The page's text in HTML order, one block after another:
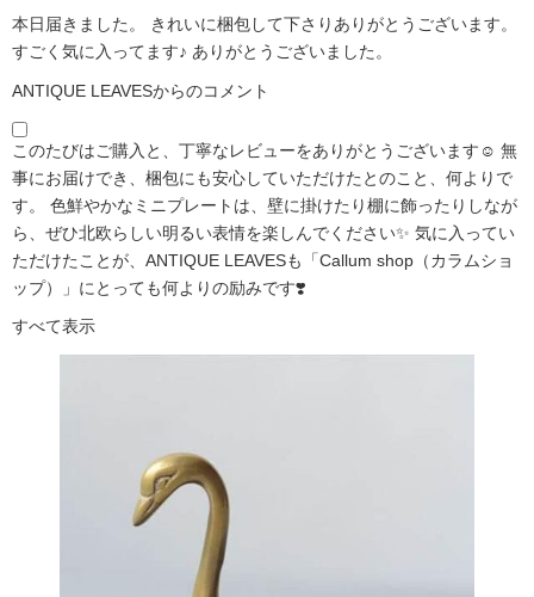
本日届きました。 きれいに梱包して下さりありがとうございます。
すごく気に入ってます♪ ありがとうございました。
ANTIQUE LEAVESからのコメント
このたびはご購入と、丁寧なレビューをありがとうございます☺️ 無
事にお届けでき、梱包にも安心していただけたとのこと、何よりで
す。 色鮮やかなミニプレートは、壁に掛けたり棚に飾ったりしなが
ら、ぜひ北欧らしい明るい表情を楽しんでください✨ 気に入ってい
ただけたことが、ANTIQUE LEAVESも「Callum shop（カラムショ
ップ）」にとっても何よりの励みです❣️
すべて表示